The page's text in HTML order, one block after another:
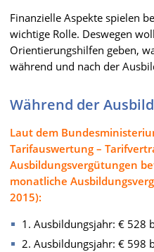
Finanzielle Aspekte spielen
wichtige Rolle. Deswegen
Orientierungshilfen geben,
während und nach der
Während der
Laut dem
Tarifauswertung –
Ausbildungsvergütungen
monatliche
2015):
1. Ausbildungsjahr: € 528
2. Ausbildungsjahr: € 598